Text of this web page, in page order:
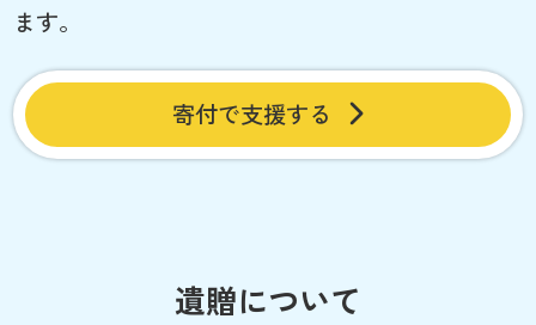
ます。
寄付で支援する
遺贈について